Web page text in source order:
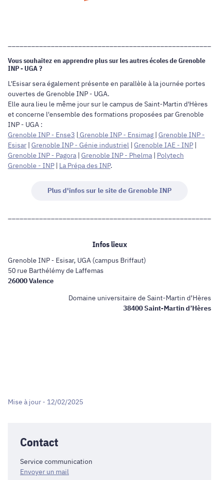
Vous souhaitez en apprendre plus sur les autres écoles de Grenoble
INP - UGA ?
L'Esisar sera également présente en parallèle à la journée portes
ouvertes de Grenoble INP - UGA.
Elle aura lieu le même jour sur le campus de Saint-Martin d'Hères
et concerne l'ensemble des formations proposées par Grenoble
INP - UGA :
Grenoble INP - Ense3 | Grenoble INP - Ensimag | Grenoble INP -
Esisar | Grenoble INP - Génie industriel | Grenoble IAE - INP |
Grenoble INP - Pagora | Grenoble INP - Phelma | Polytech
Grenoble - INP | La Prépa des INP.
Plus d'infos sur le site de Grenoble INP
Infos lieux
Grenoble INP - Esisar, UGA (campus Briffaut)
50 rue Barthélémy de Laffemas
26000 Valence
Domaine universitaire de Saint-Martin d’Hères
38400 Saint-Martin d’Hères
Mise à jour - 12/02/2025
Contact
Service communication
Envoyer un mail